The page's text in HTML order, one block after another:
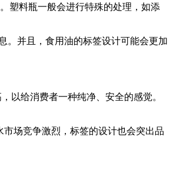
塑料瓶一般会进行特殊的处理，如添
并且，食用油的标签设计可能会更加
给消费者一种纯净、安全的感觉。
场竞争激烈，标签的设计也会突出品